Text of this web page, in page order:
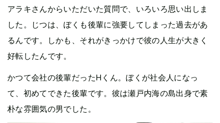
アラキさんからいただいた質問で、いろいろ思い出しま
した。じつは、ぼくも後輩に強要してしまった過去があ
るんです。しかも、それがきっかけで彼の人生が大きく
好転したんです。
かつて会社の後輩だったHくん。ぼくが社会人になっ
て、初めてできた後輩です。彼は瀬戸内海の島出身で素
朴な雰囲気の男でした。